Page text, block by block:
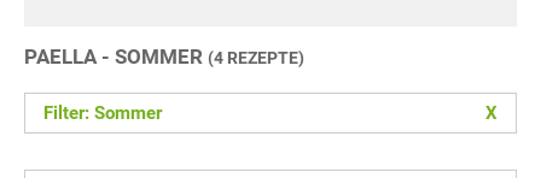
PAELLA - SOMMER (4 REZEPTE)
Filter: Sommer X